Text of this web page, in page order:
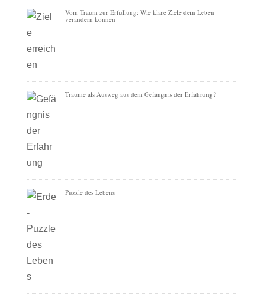
Vom Traum zur Erfüllung: Wie klare Ziele dein Leben
verändern können
Träume als Ausweg aus dem Gefängnis der Erfahrung?
Puzzle des Lebens